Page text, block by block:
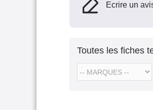
Ecrire un
Toutes les fiches